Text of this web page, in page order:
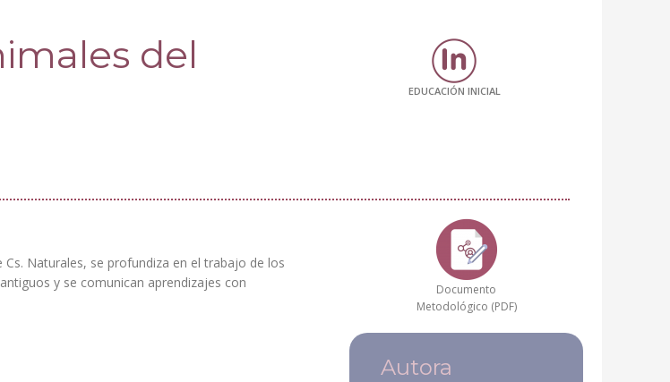
del
EDUCACIÓN INICIAL
Naturales, se profundiza en el trabajo de los
y se comunican aprendizajes con
Documento
Metodológico (PDF)
Autora